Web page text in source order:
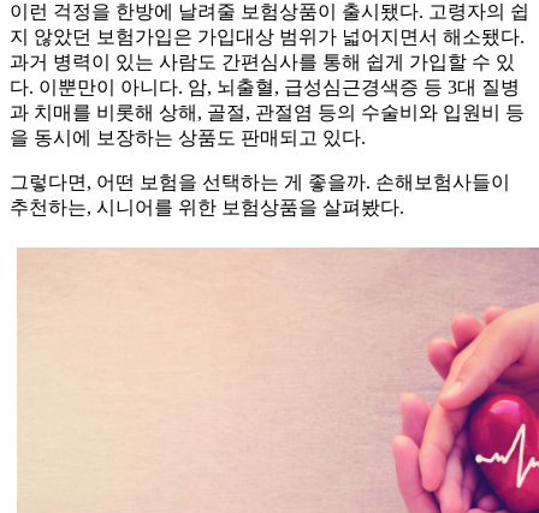
이런 걱정을 한방에 날려줄 보험상품이 출시됐다. 고령자의 쉽
지 않았던 보험가입은 가입대상 범위가 넓어지면서 해소됐다.
과거 병력이 있는 사람도 간편심사를 통해 쉽게 가입할 수 있
다. 이뿐만이 아니다. 암, 뇌출혈, 급성심근경색증 등 3대 질병
과 치매를 비롯해 상해, 골절, 관절염 등의 수술비와 입원비 등
을 동시에 보장하는 상품도 판매되고 있다.
그렇다면, 어떤 보험을 선택하는 게 좋을까. 손해보험사들이
추천하는, 시니어를 위한 보험상품을 살펴봤다.